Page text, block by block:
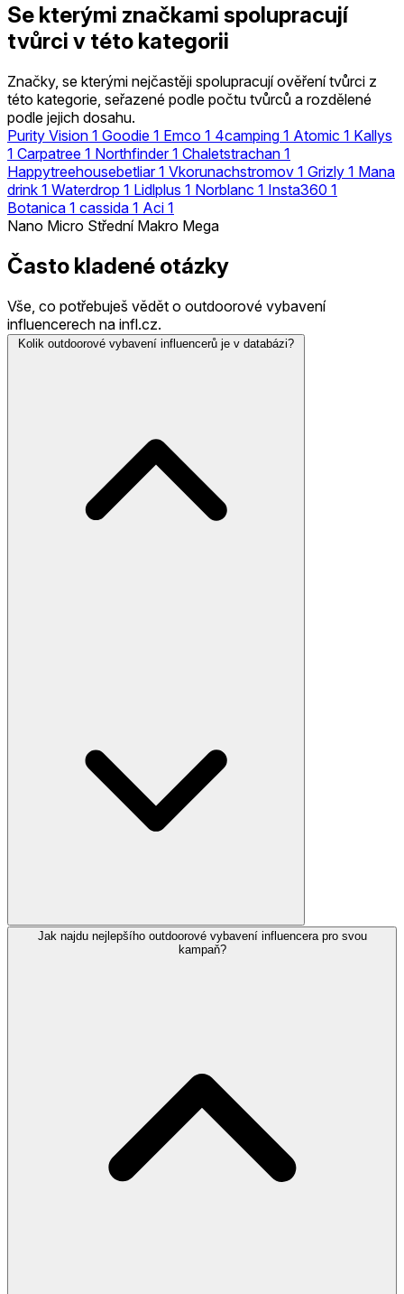
Se kterými značkami spolupracují
tvůrci v této kategorii
Značky, se kterými nejčastěji spolupracují ověření tvůrci z
této kategorie, seřazené podle počtu tvůrců a rozdělené
podle jejich dosahu.
Purity Vision 1 Goodie 1 Emco 1 4camping 1 Atomic 1 Kallys
1 Carpatree 1 Northfinder 1 Chaletstrachan 1
Happytreehousebetliar 1 Vkorunachstromov 1 Grizly 1 Mana
drink 1 Waterdrop 1 Lidlplus 1 Norblanc 1 Insta360 1
Botanica 1 cassida 1 Aci 1
Nano Micro Střední Makro Mega
Často kladené otázky
Vše, co potřebuješ vědět o outdoorové vybavení
influencerech na infl.cz.
Kolik outdoorové vybavení influencerů je v databázi?
Jak najdu nejlepšího outdoorové vybavení influencera pro svou
kampaň?